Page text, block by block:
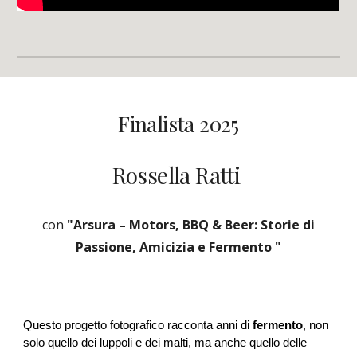
Finalista 2025
Rossella Ratti
con "Arsura – Motors, BBQ & Beer: Storie di
Passione, Amicizia e Fermento "
Questo progetto fotografico racconta anni difermento, non
solo quello dei luppoli e dei malti, ma anche quello delle